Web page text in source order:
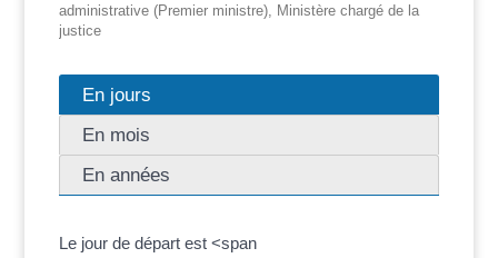
administrative (Premier ministre), Ministère chargé de la
justice
En jours
En mois
En années
Le jour de départ est <span